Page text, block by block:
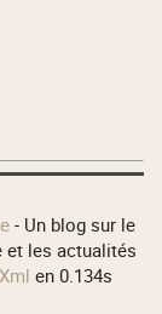
- Un blog sur le
et les actualités
en 0.134s